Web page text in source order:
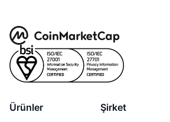
Ürünler Şirket